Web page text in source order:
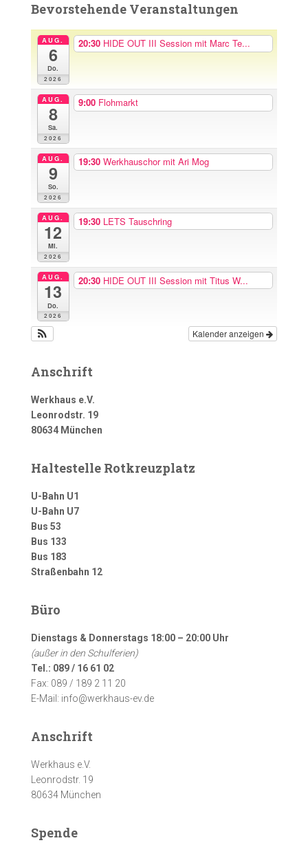
h
Bevorstehende Veranstaltungen
AUG.
6
Do.
2026
20:30 HIDE OUT III Session mit Marc Te...
AUG.
8
Sa.
2026
9:00 Flohmarkt
AUG.
9
So.
2026
19:30 Werkhauschor mit Ari Mog
AUG.
12
Mi.
2026
19:30 LETS Tauschring
AUG.
13
Do.
2026
20:30 HIDE OUT III Session mit Titus W...
Kalender anzeigen
Anschrift
Werkhaus e.V.
Leonrodstr. 19
80634 München
Haltestelle Rotkreuzplatz
U-Bahn U1
U-Bahn U7
Bus 53
Bus 133
Bus 183
Straßenbahn 12
Büro
Dienstags & Donnerstags 18:00 – 20:00 Uhr
(außer in den Schulferien)
Tel.: 089 / 16 61 02
Fax: 089 / 189 2 11 20
E-Mail: info@werkhaus-ev.de
Anschrift
Werkhaus e.V.
Leonrodstr. 19
80634 München
Spende